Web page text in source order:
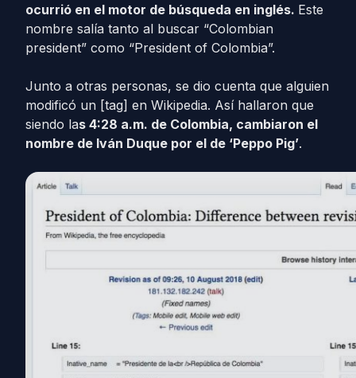
ocurrió en el motor de búsqueda en inglés. Este
nombre salía tanto al buscar “Colombian
president” como “President of Colombia”.
Junto a otras personas, se dio cuenta que alguien
modificó un [tag] en Wikipedia. Así hallaron que
siendo las 4:28 a.m. de Colombia, cambiaron el
nombre de Iván Duque por el de ‘Peppo Pig’.